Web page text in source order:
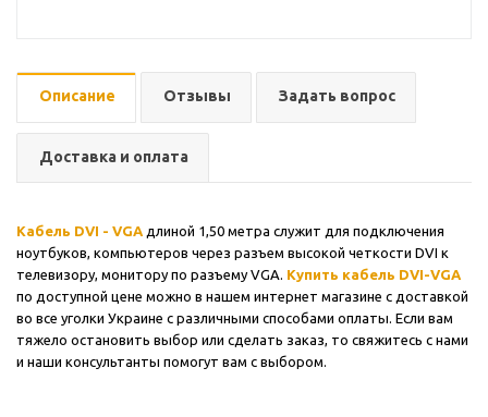
Описание Отзывы Задать вопрос
Доставка и оплата
Кабель DVI - VGA длиной 1,50 метра служит для подключения
ноутбуков, компьютеров через разъем высокой четкости DVI к
телевизору, монитору по разъему VGA. Купить кабель DVI-VGA
по доступной цене можно в нашем интернет магазине с доставкой
во все уголки Украине с различными способами оплаты. Если вам
тяжело остановить выбор или сделать заказ, то свяжитесь с нами
и наши консультанты помогут вам с выбором.